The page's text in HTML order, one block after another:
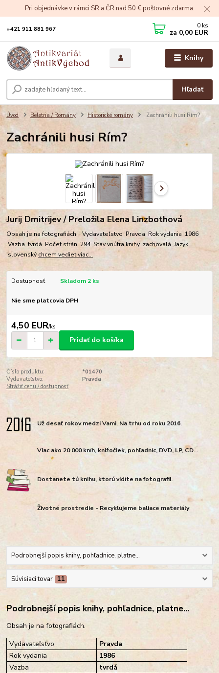
Pri objednávke v rámci SR a ČR nad 50 € poštovné zdarma.
Knihy
Hľadať
+421 911 881 967 0 ks
za 0,00 EUR
Úvod Beletria / Romány Historické romány Zachránili husi Rím?
Zachránili husi Rím?
Jurij Dmitrijev / Preložila Elena Linzbothová
Obsah je na fotografiách. Vydavateľstvo Pravda Rok vydania 1986
Väzba tvrdá Počet strán 294 Stav vnútra knihy zachovalá Jazyk
slovenský chcem vedieť viac...
Dostupnosť Skladom 2 ks
Nie sme platcovia DPH
4,50 EUR/ks
Pridať do košíka
Číslo produktu:
*01470
Vydavateľstvo:
Pravda
Strážiť cenu / dostupnosť
Už desať rokov medzi Vami. Na trhu od roku 2016.
Viac ako 20 000 kníh, knižočiek, pohľadníc, DVD, LP, CD...
Dostanete tú knihu, ktorú vidíte na fotografii.
Životné prostredie - Recyklujeme baliace materiály
Podrobnejší popis knihy, pohľadnice, platne...
Súvisiaci tovar 11
Podrobnejší popis knihy, pohľadnice, platne...
Obsah je na fotografiách.
Vydavateľstvo
Pravda
Rok vydania
1986
Väzba
tvrdá